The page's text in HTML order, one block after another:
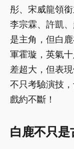
彤、宋威龍領
李宗霖、許凱
是主角，但白
軍霍璇，英氣
差超大，但表
不只考驗演技
戲約不斷！
白鹿不只